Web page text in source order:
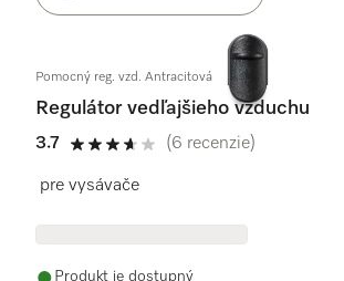
Pomocný reg. vzd. Antracitová
Regulátor vedľajšieho vzduchu
3.7
3.7 / 5
(6 recenzie)
pre vysávače
Produkt je dostupný